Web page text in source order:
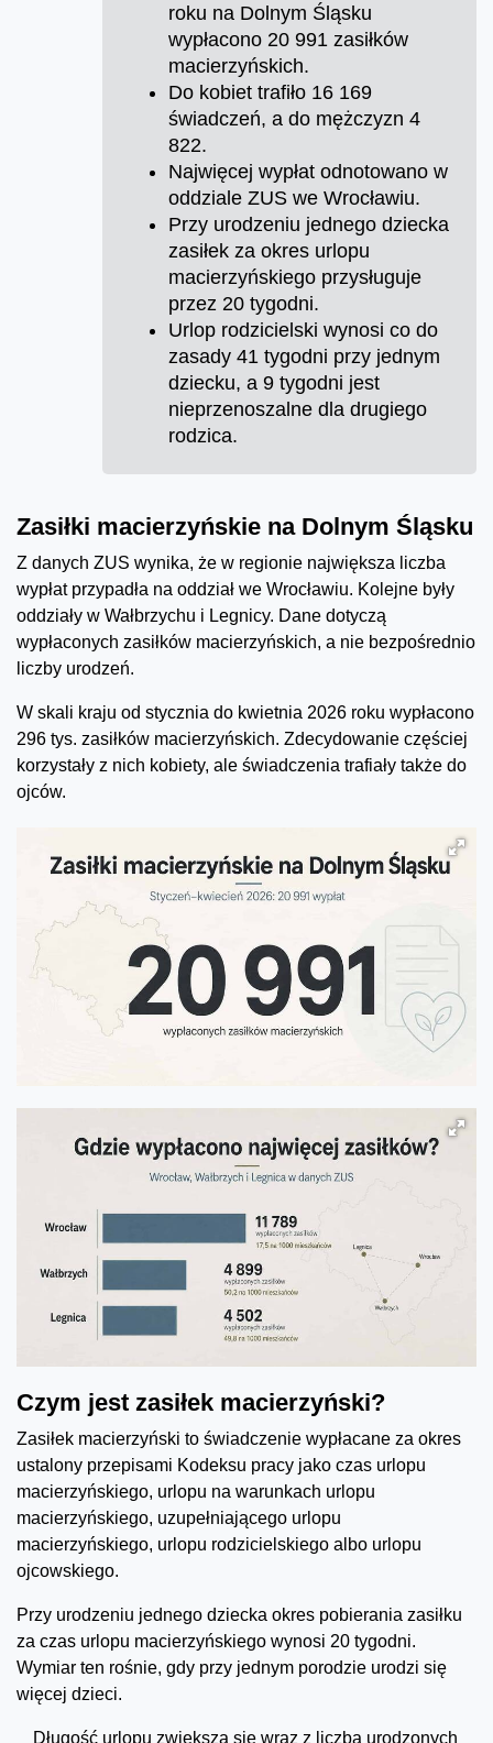
roku na Dolnym Śląsku
wypłacono 20 991 zasiłków
macierzyńskich.
Do kobiet trafiło 16 169
świadczeń, a do mężczyzn 4
822.
Najwięcej wypłat odnotowano w
oddziale ZUS we Wrocławiu.
Przy urodzeniu jednego dziecka
zasiłek za okres urlopu
macierzyńskiego przysługuje
przez 20 tygodni.
Urlop rodzicielski wynosi co do
zasady 41 tygodni przy jednym
dziecku, a 9 tygodni jest
nieprzenoszalne dla drugiego
rodzica.
Zasiłki macierzyńskie na Dolnym Śląsku
Z danych ZUS wynika, że w regionie największa liczba
wypłat przypadła na oddział we Wrocławiu. Kolejne były
oddziały w Wałbrzychu i Legnicy. Dane dotyczą
wypłaconych zasiłków macierzyńskich, a nie bezpośrednio
liczby urodzeń.
W skali kraju od stycznia do kwietnia 2026 roku wypłacono
296 tys. zasiłków macierzyńskich. Zdecydowanie częściej
korzystały z nich kobiety, ale świadczenia trafiały także do
ojców.
Czym jest zasiłek macierzyński?
Zasiłek macierzyński to świadczenie wypłacane za okres
ustalony przepisami Kodeksu pracy jako czas urlopu
macierzyńskiego, urlopu na warunkach urlopu
macierzyńskiego, uzupełniającego urlopu
macierzyńskiego, urlopu rodzicielskiego albo urlopu
ojcowskiego.
Przy urodzeniu jednego dziecka okres pobierania zasiłku
za czas urlopu macierzyńskiego wynosi 20 tygodni.
Wymiar ten rośnie, gdy przy jednym porodzie urodzi się
więcej dzieci.
Długość urlopu zwiększa się wraz z liczbą urodzonych